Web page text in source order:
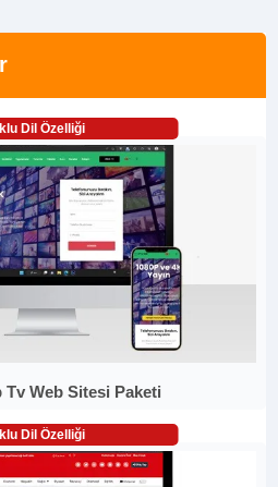
Dil Özelliği
Tv Web Sitesi Paketi
Dil Özelliği